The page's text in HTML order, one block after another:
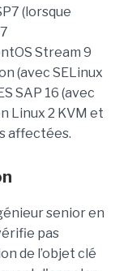
(lorsque
Stream 9
(avec SELinux
SAP 16 (avec
Linux 2 KVM et
affectées.
senior en
pas
de l’objet clé